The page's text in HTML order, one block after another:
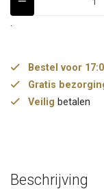
.
Bestel voor
Gratis
Veilig betalen
Beschrijving